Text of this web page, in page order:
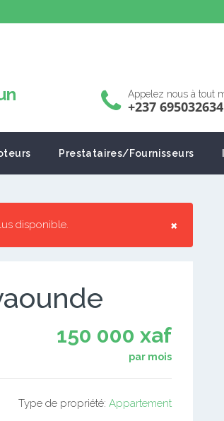
Appelez nous à tout
+237 695032634
Prestataires/Fournisseurs
×
disponible.
150 000 xaf
par mois
Type de propriété: Appartement